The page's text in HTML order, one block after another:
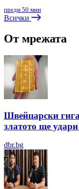
преди 50 мин
Всички
От мрежата
Швейцарски
златото ще
dbr.bg